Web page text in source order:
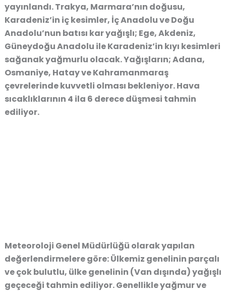
yayınlandı. Trakya, Marmara’nın doğusu,
Karadeniz’in iç kesimler, İç Anadolu ve Doğu
Anadolu’nun batısı kar yağışlı; Ege, Akdeniz,
Güneydoğu Anadolu ile Karadeniz’in kıyı kesimleri
sağanak yağmurlu olacak. Yağışların; Adana,
Osmaniye, Hatay ve Kahramanmaraş
çevrelerinde kuvvetli olması bekleniyor. Hava
sıcaklıklarının 4 ila 6 derece düşmesi tahmin
ediliyor.
Meteoroloji Genel Müdürlüğü olarak yapılan
değerlendirmelere göre: Ülkemiz genelinin parçalı
ve çok bulutlu, ülke genelinin (Van dışında) yağışlı
geçeceği tahmin ediliyor. Genellikle yağmur ve